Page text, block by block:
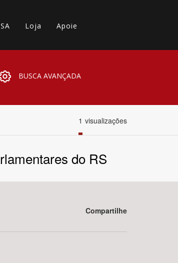
Loja Apoie
BUSCA AVANÇADA
1 visualizações
do RS
Compartilhe